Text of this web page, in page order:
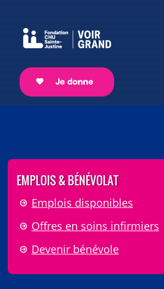
EMPLOIS & BÉNÉVOLAT
Emplois disponibles
Offres en soins infirmiers
Devenir bénévole